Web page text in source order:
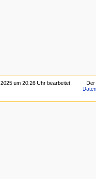
um 20:26 Uhr bearbeitet. Der